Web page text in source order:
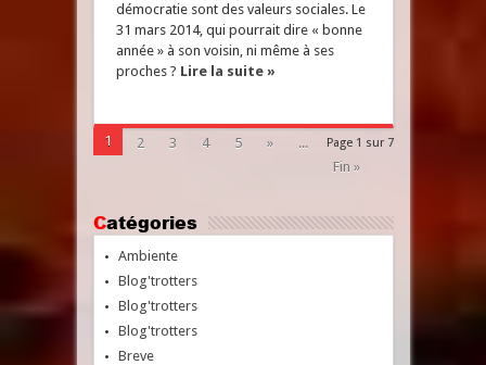
démocratie sont des valeurs sociales. Le
31 mars 2014, qui pourrait dire « bonne
année » à son voisin, ni même à ses
proches ? Lire la suite »
Page 1 sur 7
1 2 3 4 5 »
...
Fin »
Catégories
Ambiente
Blog'trotters
Blog'trotters
Blog'trotters
Breve